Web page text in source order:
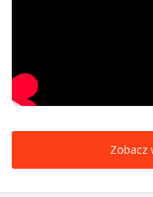
Zobacz